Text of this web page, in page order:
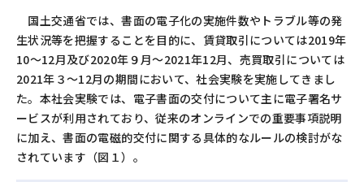
国土交通省では、書面の電子化の実施件数やトラブル等の発
生状況等を把握することを目的に、賃貸取引については2019年
10～12月及び2020年９月～2021年12月、売買取引については
2021年３～12月の期間において、社会実験を実施してきまし
た。本社会実験では、電子書面の交付について主に電子署名サ
ービスが利用されており、従来のオンラインでの重要事項説明
に加え、書面の電磁的交付に関する具体的なルールの検討がな
されています（図１）。